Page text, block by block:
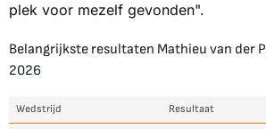
plek voor mezelf gevonden".
Belangrijkste resultaten Mathieu van der
2026
Wedstrijd Resultaat